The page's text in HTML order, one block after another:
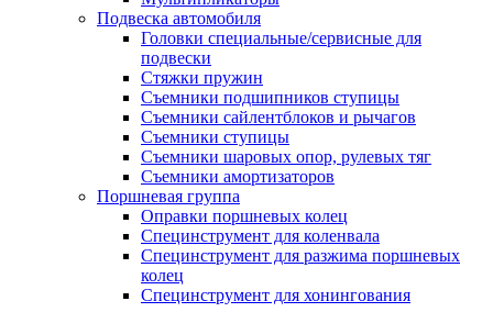
Подвеска автомобиля
Головки специальные/сервисные для
подвески
Стяжки пружин
Съемники подшипников ступицы
Съемники сайлентблоков и рычагов
Съемники ступицы
Съемники шаровых опор, рулевых тяг
Съемники амортизаторов
Поршневая группа
Оправки поршневых колец
Специнструмент для коленвала
Специнструмент для разжима поршневых
колец
Специнструмент для хонингования